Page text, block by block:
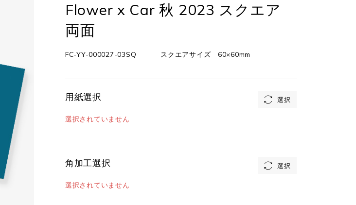
Flower x Car 秋 2023 スクエア
両面
FC-YY-000027-03SQ スクエアサイズ 60×60mm
用紙選択
選択されていません
角加工選択
選択されていません